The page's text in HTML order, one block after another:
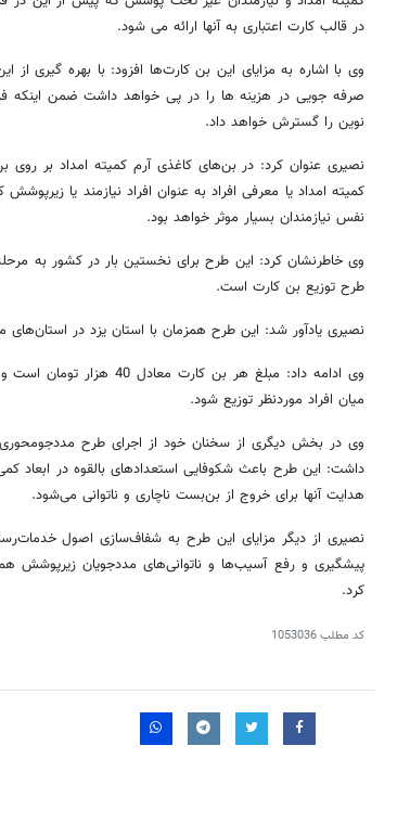
در قالب کارت اعتباری به آنها ارائه می‌ شود.
وی با اشاره به مزایای این بن‌ کارت‌ها افزود: با بهره‌
صرفه‌ جویی در هزینه‌ ها را در پی خواهد داشت ضمن اینکه
نوین را گسترش خواهد داد.
نصیری عنوان کرد: در بن‌های کاغذی آرم کمیته امداد بر
کمیته امداد یا معرفی افراد به عنوان افراد نیازمند یا
نفس نیازمندان بسیار موثر خواهد بود.
وی خاطرنشان کرد: این طرح برای نخستین بار در کشور به
طرح توزیع بن‌ کارت است.
نصیری یادآور شد: این طرح همزمان با استان یزد در استان‌های
وی ادامه داد: مبلغ هر بن
میان افراد موردنظر توزیع شود.
وی در بخش دیگری از سخنان خود از اجرای طرح
داشت: این طرح باعث شکوفایی استعدادهای بالقوه در ابعاد
هدایت آنها برای خروج از بن‌بست ناچاری و ناتوانی می‌شود.
پیشگیری و رفع آسیب‌ها و ناتوانی‌های مددجویان زیرپوشش
کرد.
کد مطلب1053036